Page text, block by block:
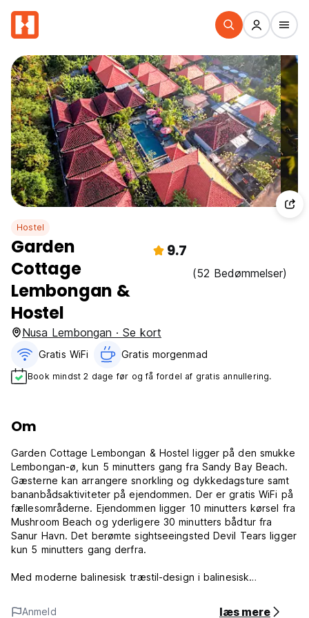
Hostel
Garden
Cottage
Lembongan &
Hostel
9.7
(52 Bedømmelser)
Nusa Lembongan · Se kort
Gratis WiFi Gratis morgenmad‎
Book mindst 2 dage før og få fordel af gratis annullering.
Om
Garden Cottage Lembongan & Hostel ligger på den smukke
Lembongan-ø, kun 5 minutters gang fra Sandy Bay Beach.
Gæsterne kan arrangere snorkling og dykkedagsture samt
bananbådsaktiviteter på ejendommen. Der er gratis WiFi på
fællesområderne. Ejendommen ligger 10 minutters kørsel fra
Mushroom Beach og yderligere 30 minutters bådtur fra
Sanur Havn. Det berømte sightseeingsted Devil Tears ligger
kun 5 minutters gang derfra.
Med moderne balinesisk træstil-design i balinesisk
aircondition til at rumme alle typer rejsende. Seng i en
Anmeld læs mere